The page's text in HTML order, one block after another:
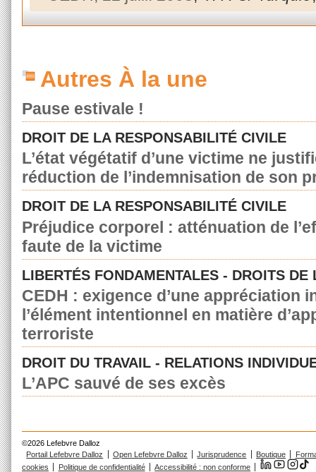
Autres À la une
Pause estivale !
DROIT DE LA RESPONSABILITÉ CIVILE
L’état végétatif d’une victime ne
réduction de l’indemnisation de son
DROIT DE LA RESPONSABILITÉ CIVILE
Préjudice corporel : atténuation de
faute de la victime
LIBERTÉS FONDAMENTALES - DROITS DE
CEDH : exigence d’une appréciation
l’élément intentionnel en matière
terroriste
DROIT DU TRAVAIL - RELATIONS
L’APC sauvé de ses excès
©2026 Lefebvre Dalloz
Portail Lefebvre Dalloz
Open Lefebvre Dalloz Jurisprudence Boutique
cookies
Politique de confidentialité Accessibilité : non conforme